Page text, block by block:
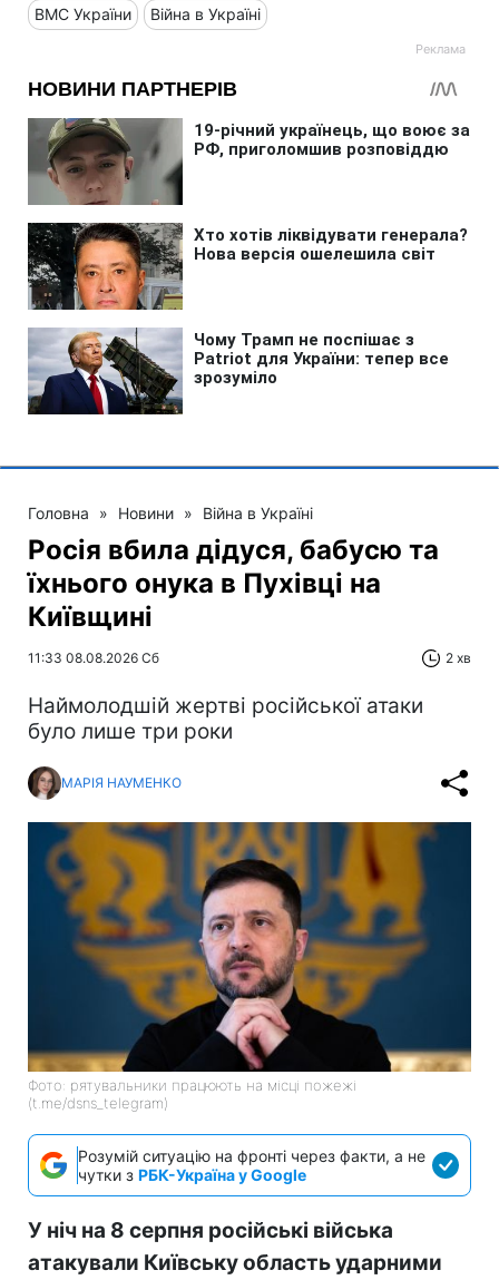
ВМС України Війна в Україні
Головна » Новини » Війна в Україні
Росія вбила дідуся, бабусю та
їхнього онука в Пухівці на
Київщині
11:33 08.08.2026 Сб 2 хв
Наймолодшій жертві російської атаки
було лише три роки
МАРІЯ НАУМЕНКО
Фото: рятувальники працюють на місці пожежі
(t.me/dsns_telegram)
Розумій ситуацію на фронті через факти, а не
чутки з РБК-Україна у Google
У ніч на 8 серпня російські війська
атакували Київську область ударними